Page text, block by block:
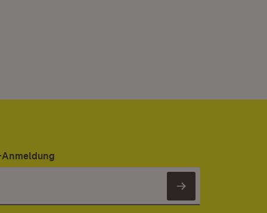
Newsletter